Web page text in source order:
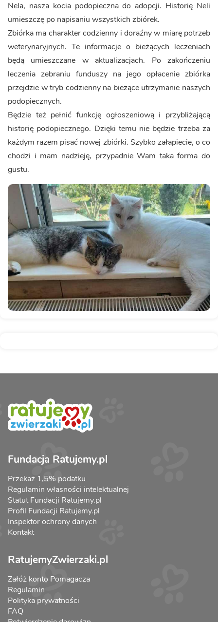
Nela, nasza kocia podopieczna do adopcji. Historię Neli
umieszczę po napisaniu wszystkich zbiórek.
Zbiórka ma charakter codzienny i doraźny w miarę potrzeb
weterynaryjnych. Te informacje o bieżących leczeniach
będą umieszczane w aktualizacjach. Po zakończeniu
leczenia zebraniu funduszy na jego opłacenie zbiórka
przejdzie w tryb codzienny na bieżące utrzymanie naszych
podopiecznych.
Będzie też pełnić funkcję ogłoszeniową i przybliżającą
historię podopiecznego. Dzięki temu nie będzie trzeba za
każdym razem pisać nowej zbiórki. Szybko załapiecie, o co
chodzi i mam nadzieję, przypadnie Wam taka forma do
gustu.
Fundacja Ratujemy.pl
Przekaż 1,5% podatku
Regulamin własności intelektualnej
Statut Fundacji Ratujemy.pl
Profil Fundacji Ratujemy.pl
Inspektor ochrony danych
Kontakt
RatujemyZwierzaki.pl
Załóż konto Pomagacza
Regulamin
Polityka prywatności
FAQ